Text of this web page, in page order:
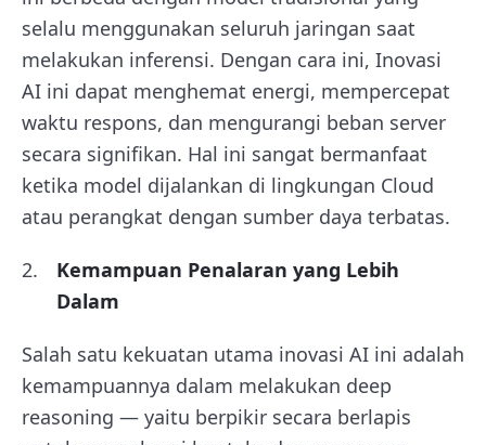
selalu menggunakan seluruh jaringan saat
melakukan inferensi. Dengan cara ini, Inovasi
AI ini dapat menghemat energi, mempercepat
waktu respons, dan mengurangi beban server
secara signifikan. Hal ini sangat bermanfaat
ketika model dijalankan di lingkungan Cloud
atau perangkat dengan sumber daya terbatas.
Kemampuan Penalaran yang Lebih
Dalam
Salah satu kekuatan utama inovasi AI ini adalah
kemampuannya dalam melakukan deep
reasoning — yaitu berpikir secara berlapis